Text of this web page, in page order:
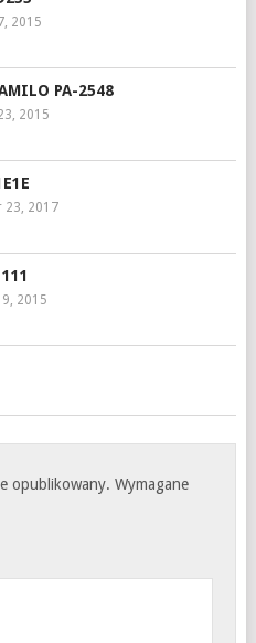
2015
PA-2548
2015
23, 2017
2015
opublikowany. Wymagane